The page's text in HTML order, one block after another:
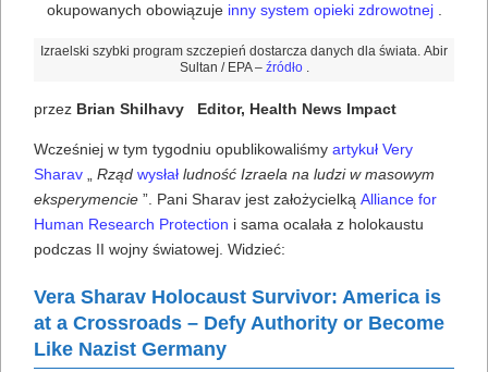
okupowanych obowiązuje inny system opieki zdrowotnej.
Izraelski szybki program szczepień dostarcza danych dla świata. Abir
Sultan / EPA – źródło.
przez Brian Shilhavy Editor, Health News Impact
Wcześniej w tym tygodniu opublikowaliśmy artykuł Very
Sharav
Rząd wysłał ludność Izraela na ludzi w masowym
eksperymencie ”. Pani Sharav jest założycielką Alliance for
Human Research Protection i sama ocalała z holokaustu
podczas II wojny światowej. Widzieć:
Vera Sharav Holocaust Survivor: America is
at a Crossroads – Defy Authority or Become
Like Nazist Germany